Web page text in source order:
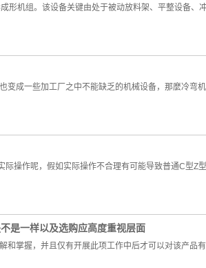
形机组。该设备关键由处于被动放料架、平整设备、
变成一些加工厂之中不能缺乏的机械设备，那麼冷弯
操作呢，假如实际操作不合理有可能导致普通C型Z
是一样以及选购应高度重视层面
掌握，并且仅有开展此项工作中后才可以对该产品